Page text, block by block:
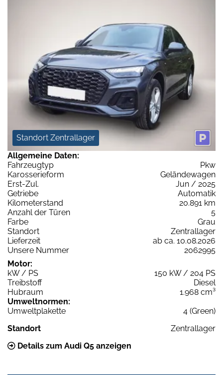
Standort Zentrallager
Allgemeine Daten:
Fahrzeugtyp
Pkw
Karosserieform
Geländewagen
Erst-Zul.
Jun / 2025
Getriebe
Automatik
Kilometerstand
20.891 km
Anzahl der Türen
5
Farbe
Grau
Standort
Zentrallager
Lieferzeit
ab ca. 10.08.2026
Unsere Nummer
2062995
Motor:
kW / PS
150 kW / 204 PS
Treibstoff
Diesel
Hubraum
1.968 cm³
Umweltnormen:
Umweltplakette
4 (Green)
Standort
Zentrallager
Details zum Audi Q5 anzeigen